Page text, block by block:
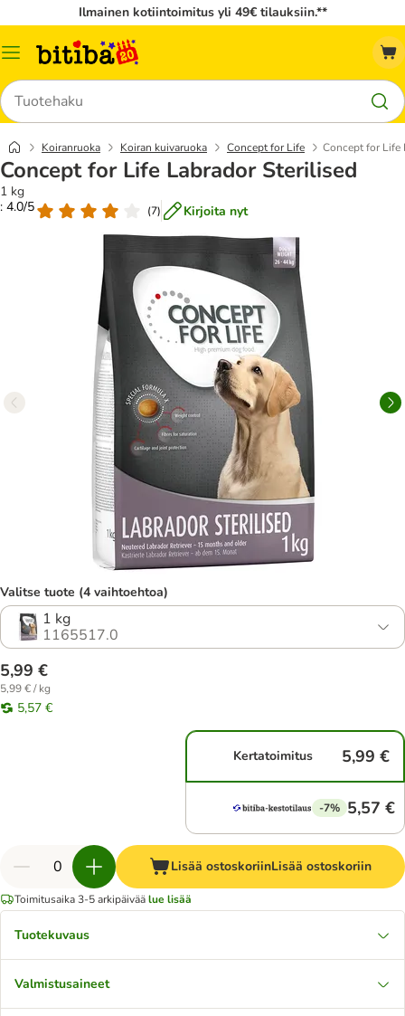
Ilmainen kotiintoimitus yli 49€ tilauksiin.**
Katalogivalikko
Hae
Koiranruoka Koiran kuivaruoka Concept for Life Concept for Life
Concept for Life Labrador Sterilised
1 kg
: 4.0/5
(7) Kirjoita nyt
Valitse tuote (4 vaihtoehtoa)
1 kg
1165517.0
5,99 €
5,99 € / kg
5,57 €
Kertatoimitus 5,99 €
-7% 5,57 €
Lisää ostoskoriinLisää ostoskoriin
Toimitusaika 3-5 arkipäiväälue lisää
Tuotekuvaus
Valmistusaineet